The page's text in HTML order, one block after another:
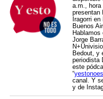
a.m.,
presentan
Iragorri
Buenos
Jorge
Bedout, y
periodista
este
“
canal. Y
y de